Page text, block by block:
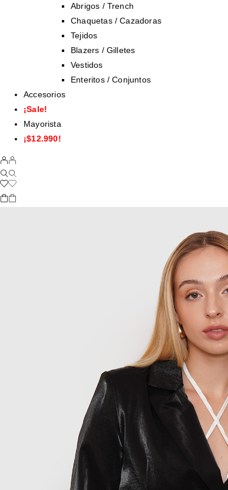
Abrigos / Trench
Chaquetas / Cazadoras
Tejidos
Blazers / Gilletes
Vestidos
Enteritos / Conjuntos
Accesorios
¡Sale!
Mayorista
¡$12.990!